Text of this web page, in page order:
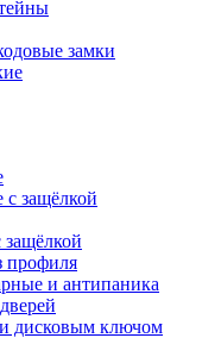
замки
защёлкой
профиля
и антипаника
дисковым ключом